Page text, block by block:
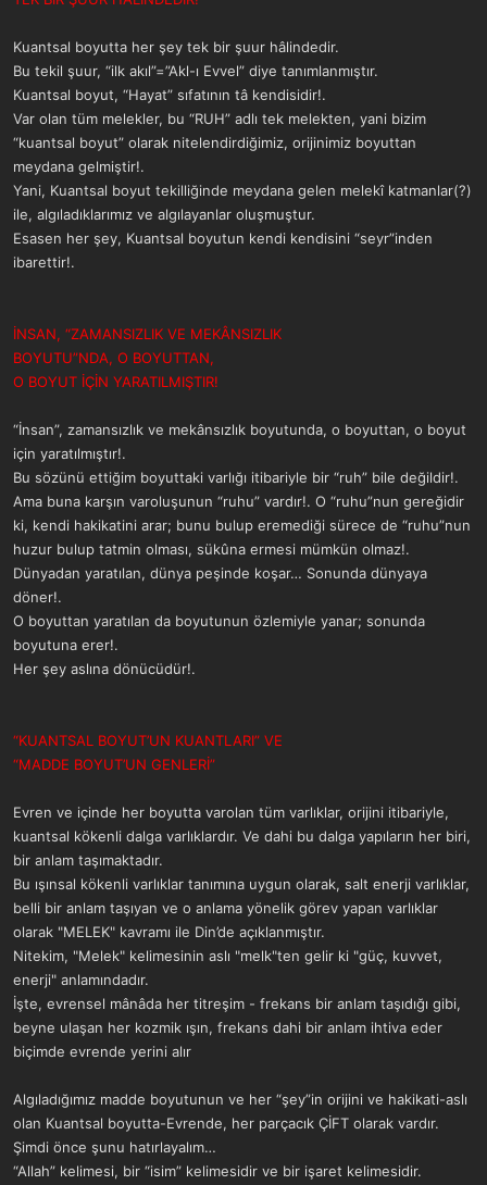
Kuantsal boyutta her şey tek bir şuur hâlindedir.
Bu tekil şuur, “ilk akıl”=”Akl-ı Evvel” diye tanımlanmıştır.
Kuantsal boyut, “Hayat” sıfatının tâ kendisidir!.
Var olan tüm melekler, bu “RUH” adlı tek melekten, yani bizim
“kuantsal boyut” olarak nitelendirdiğimiz, orijinimiz boyuttan
meydana gelmiştir!.
Yani, Kuantsal boyut tekilliğinde meydana gelen melekî katmanlar(?)
ile, algıladıklarımız ve algılayanlar oluşmuştur.
Esasen her şey, Kuantsal boyutun kendi kendisini “seyr”inden
ibarettir!.
İNSAN, “ZAMANSIZLIK VE MEKÂNSIZLIK
BOYUTU”NDA, O BOYUTTAN,
O BOYUT İÇİN YARATILMIŞTIR!
“İnsan”, zamansızlık ve mekânsızlık boyutunda, o boyuttan, o boyut
için yaratılmıştır!.
Bu sözünü ettiğim boyuttaki varlığı itibariyle bir “ruh” bile değildir!.
Ama buna karşın varoluşunun “ruhu” vardır!. O “ruhu”nun gereğidir
ki, kendi hakikatini arar; bunu bulup eremediği sürece de “ruhu”nun
huzur bulup tatmin olması, sükûna ermesi mümkün olmaz!.
Dünyadan yaratılan, dünya peşinde koşar… Sonunda dünyaya
döner!.
O boyuttan yaratılan da boyutunun özlemiyle yanar; sonunda
boyutuna erer!.
Her şey aslına dönücüdür!.
“KUANTSAL BOYUT’UN KUANTLARI” VE
“MADDE BOYUT’UN GENLERİ”
Evren ve içinde her boyutta varolan tüm varlıklar, orijini itibariyle,
kuantsal kökenli dalga varlıklardır. Ve dahi bu dalga yapıların her biri,
bir anlam taşımaktadır.
Bu ışınsal kökenli varlıklar tanımına uygun olarak, salt enerji varlıklar,
belli bir anlam taşıyan ve o anlama yönelik görev yapan varlıklar
olarak "MELEK" kavramı ile Din’de açıklanmıştır.
Nitekim, "Melek" kelimesinin aslı "melk"ten gelir ki "güç, kuvvet,
enerji" anlamındadır.
İşte, evrensel mânâda her titreşim - frekans bir anlam taşıdığı gibi,
beyne ulaşan her kozmik ışın, frekans dahi bir anlam ihtiva eder
biçimde evrende yerini alır
Algıladığımız madde boyutunun ve her “şey”in orijini ve hakikati-aslı
olan Kuantsal boyutta-Evrende, her parçacık ÇİFT olarak vardır.
Şimdi önce şunu hatırlayalım…
“Allah” kelimesi, bir “isim” kelimesidir ve bir işaret kelimesidir.